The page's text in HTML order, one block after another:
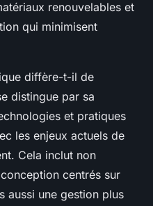
renouvelables et
qui minimisent
diffère-t-il de
distingue par sa
et pratiques
les enjeux actuels de
Cela inclut non
centrés sur
aussi une gestion plus